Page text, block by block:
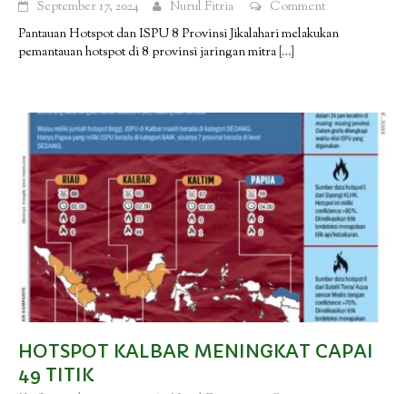
September 17, 2024 Nurul Fitria
Comment
Pantauan Hotspot dan ISPU 8 Provinsi Jikalahari melakukan
pemantauan hotspot di 8 provinsi jaringan mitra […]
HOTSPOT KALBAR MENINGKAT CAPAI
49 TITIK